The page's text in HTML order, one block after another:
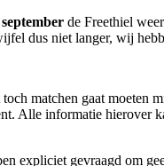
september de Freethiel
dus niet langer, wij
toch matchen gaat
Alle informatie hierover
expliciet gevraagd om